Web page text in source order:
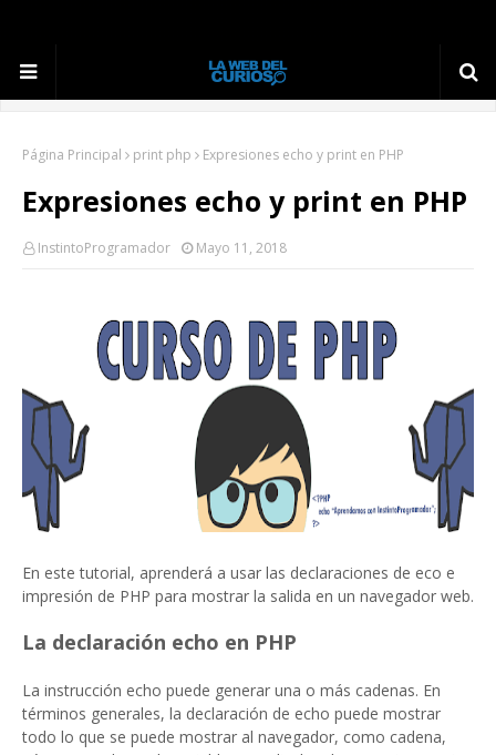
Página Principal print php Expresiones echo y print en PHP
Expresiones echo y print en PHP
InstintoProgramador Mayo 11, 2018
En este tutorial, aprenderá a usar las declaraciones de eco e
impresión de PHP para mostrar la salida en un navegador web.
La declaración echo en PHP
La instrucción echo puede generar una o más cadenas. En
términos generales, la declaración de echo puede mostrar
todo lo que se puede mostrar al navegador, como cadena,